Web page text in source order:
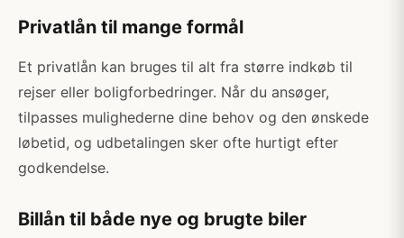
Privatlån til mange formål
Et privatlån kan bruges til alt fra større indkøb til
rejser eller boligforbedringer. Når du ansøger,
tilpasses mulighederne dine behov og den ønskede
løbetid, og udbetalingen sker ofte hurtigt efter
godkendelse.
Billån til både nye og brugte biler